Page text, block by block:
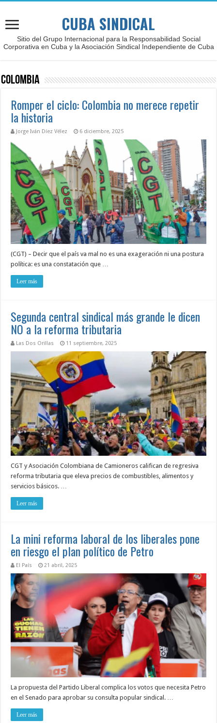
CUBA SINDICAL
Sitio del Grupo Internacional para la Responsabilidad Social
Corporativa en Cuba y la Asociación Sindical Independiente de Cuba
Colombia
Romper el ciclo: Colombia no merece repetir
la historia
Jorge Iván Díez Vélez 6 diciembre, 2025
(CGT) – Decir que el país va mal no es una exageración ni una postura
política: es una constatación que …
Leer más
Segunda central sindical más grande le dicen
NO a la reforma tributaria
Las Dos Orillas 11 septiembre, 2025
CGT y Asociación Colombiana de Camioneros califican de regresiva
reforma tributaria que eleva precios de combustibles, alimentos y
servicios básicos. …
Leer más
La mini reforma laboral de los liberales pone
en riesgo el plan político de Petro
El País 21 abril, 2025
La propuesta del Partido Liberal complica los votos que necesita Petro
en el Senado para aprobar su consulta popular sindical. …
Leer más